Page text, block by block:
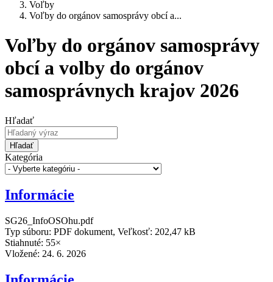
Voľby
Voľby do orgánov samosprávy obcí a...
Voľby do orgánov samosprávy
obcí a volby do orgánov
samosprávnych krajov 2026
Hľadať
Hľadať
Kategória
Informácie
SG26_InfoOSOhu.pdf
Typ súboru: PDF dokument, Veľkosť: 202,47 kB
Stiahnuté: 55×
Vložené: 24. 6. 2026